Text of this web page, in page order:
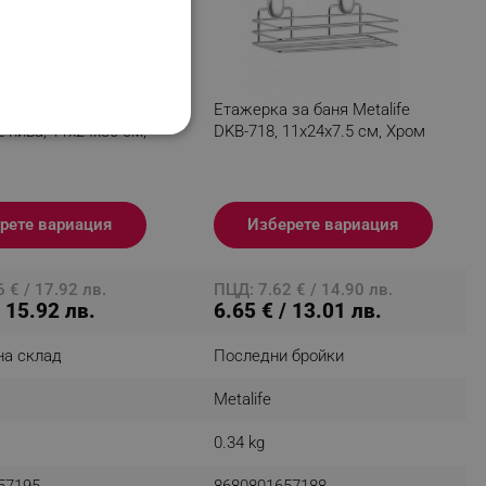
нива, 11x24x30 см,
вариация
Етажерка за баня Metalife
DKB-718, 11х24х7.5 см, Хром
Изберете вариация
€ / 17.92 лв.
лв.
ПЦД: 7.62 € / 14.90 лв.
6.65 € / 13.01 лв.
склад Последни бройки
Metalife
0.34 kg
и управление на